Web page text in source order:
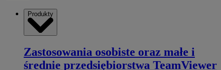
Produkty
Zastosowania osobiste oraz małe i
średnie przedsiębiorstwa TeamViewer